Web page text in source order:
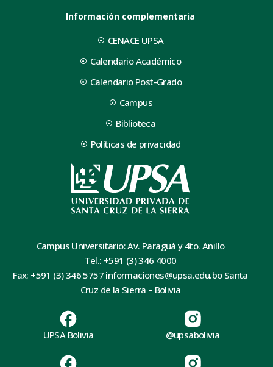
Información complementaria
CENACE UPSA
Calendario Académico
Calendario Post-Grado
Campus
Biblioteca
Políticas de privacidad
Campus Universitario: Av. Paraguá y 4to. Anillo
Tel.: +591 (3) 346 4000
Fax: +591 (3) 346 5757 informaciones@upsa.edu.bo Santa
Cruz de la Sierra – Bolivia
UPSA Bolivia @upsabolivia